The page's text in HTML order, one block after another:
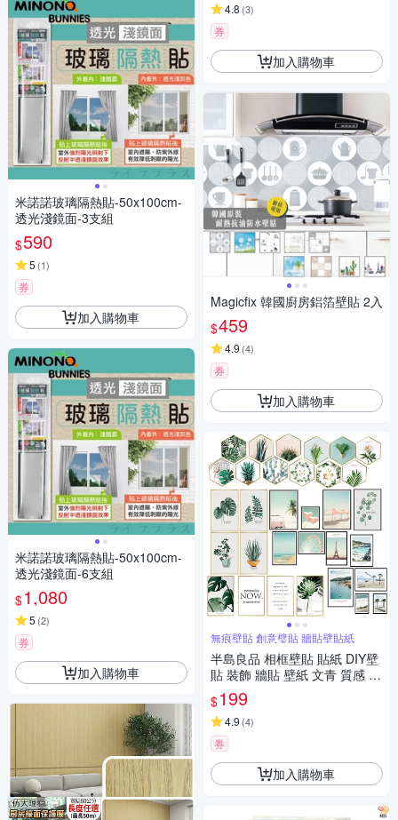
米諾諾玻璃隔熱貼-50x100cm-
透光淺鏡面-3支組
$590
5 (1)
券
加入購物車
米諾諾玻璃隔熱貼-50x100cm-
透光淺鏡面-6支組
$1,080
5 (2)
券
加入購物車
4.8 (3)
券
加入購物車
Magicfix 韓國廚房鋁箔壁貼 2入
$459
4.9 (4)
券
加入購物車
無痕壁貼 創意璧貼 牆貼壁貼紙
半島良品 相框壁貼 貼紙 DIY壁
貼 裝飾 牆貼 壁紙 文青 質感 清
新牆貼 植物壁貼 龜背葉 海邊
背景貼畫
$199
4.9 (4)
券
加入購物車